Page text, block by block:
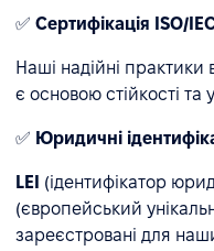
✅ Сертифікація ISO/
Наші надійні практики
є основою стійкості
✅ Юридичні
LEI (ідентифікатор
(європейський
зареєстровані для